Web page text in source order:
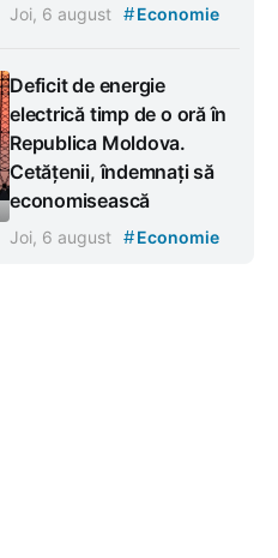
Joi, 6 august #Economie
Deficit de energie
electrică timp de o oră în
Republica Moldova.
Cetățenii, îndemnați să
economisească
Joi, 6 august #Economie